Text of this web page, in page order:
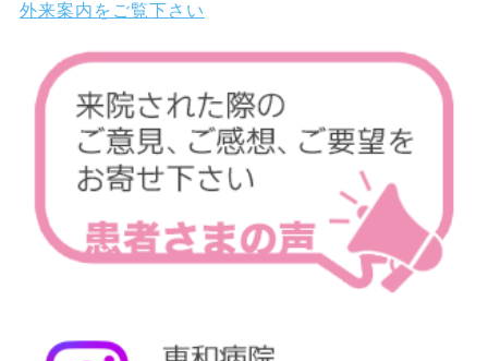
外来案内をご覧下さい